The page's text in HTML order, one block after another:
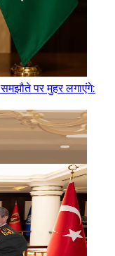
समझौते पर मुहर लगाएंगे: